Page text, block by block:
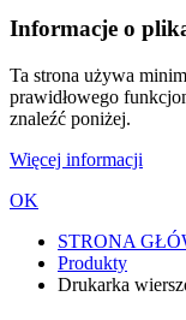
Informacje o
Ta strona używa
prawidłowego
znaleźć poniżej.
Więcej informacji
OK
STRONA
Produkty
Drukarka